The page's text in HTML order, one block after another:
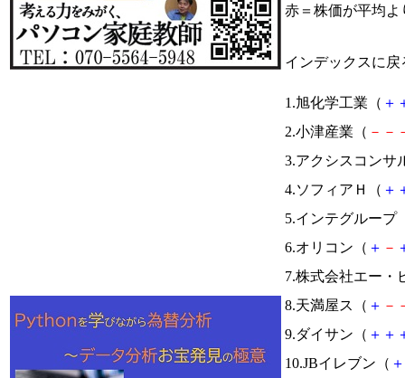
赤＝株価が平均
インデックスに戻
1.旭化学工業（ ＋
2.小津産業（ － －
3.アクシスコンサ
4.ソフィアＨ（ ＋
5.インテグループ
6.オリコン（ ＋ －
7.株式会社エー・
8.天満屋ス（ ＋ －
9.ダイサン（ ＋ ＋
10.JBイレブン（ ＋